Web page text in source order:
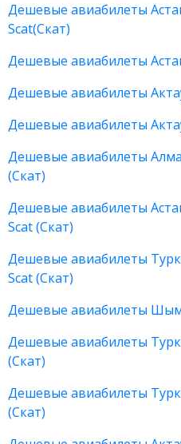
Дешевые авиабилеты
Scat(Скат)
Дешевые авиабилеты
Дешевые авиабилеты
Дешевые авиабилеты
Дешевые авиабилеты
(Скат)
Дешевые авиабилеты
Scat (Скат)
Дешевые авиабилеты
Scat (Скат)
Дешевые авиабилеты
Дешевые авиабилеты
(Скат)
Дешевые авиабилеты
(Скат)